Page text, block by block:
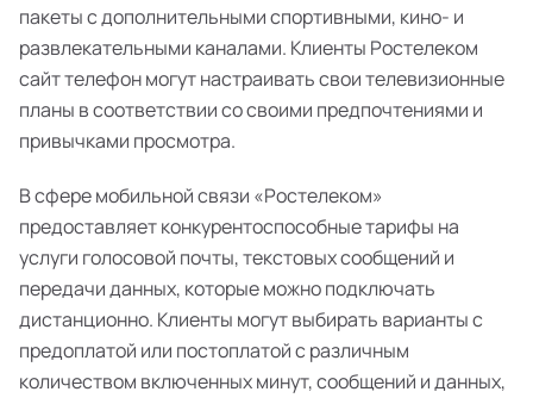
пакеты с дополнительными спортивными, кино- и
развлекательными каналами. Клиенты Ростелеком
сайт телефон могут настраивать свои телевизионные
планы в соответствии со своими предпочтениями и
привычками просмотра.
В сфере мобильной связи «Ростелеком»
предоставляет конкурентоспособные тарифы на
услуги голосовой почты, текстовых сообщений и
передачи данных, которые можно подключать
дистанционно. Клиенты могут выбирать варианты с
предоплатой или постоплатой с различным
количеством включенных минут, сообщений и данных,